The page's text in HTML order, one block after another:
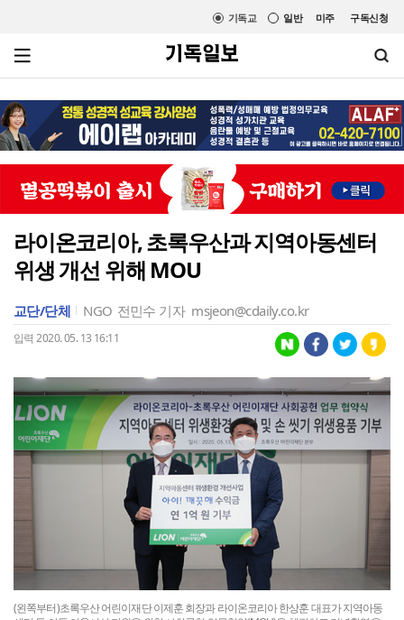
미주 구독신청
일반
기독교
라이온코리아, 초록우산과 지역아동센터
위생 개선 위해 MOU
교단/단체 NGO 전민수 기자 msjeon@cdaily.co.kr
입력 2020. 05. 13 16:11
(왼쪽부터)초록우산 어린이재단 이제훈 회장과 라이온코리아 한상훈 대표가 지역아동